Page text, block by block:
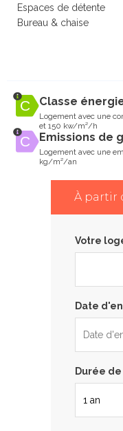
Espaces de détente
Bureau & chaise
Classe
Logement avec une
et 150 kw/m²/h
Emissions de
Logement avec une
kg/m²/an
À partir
Votre
Date
Durée